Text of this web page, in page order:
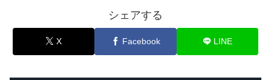
シェアする
X Facebook LINE